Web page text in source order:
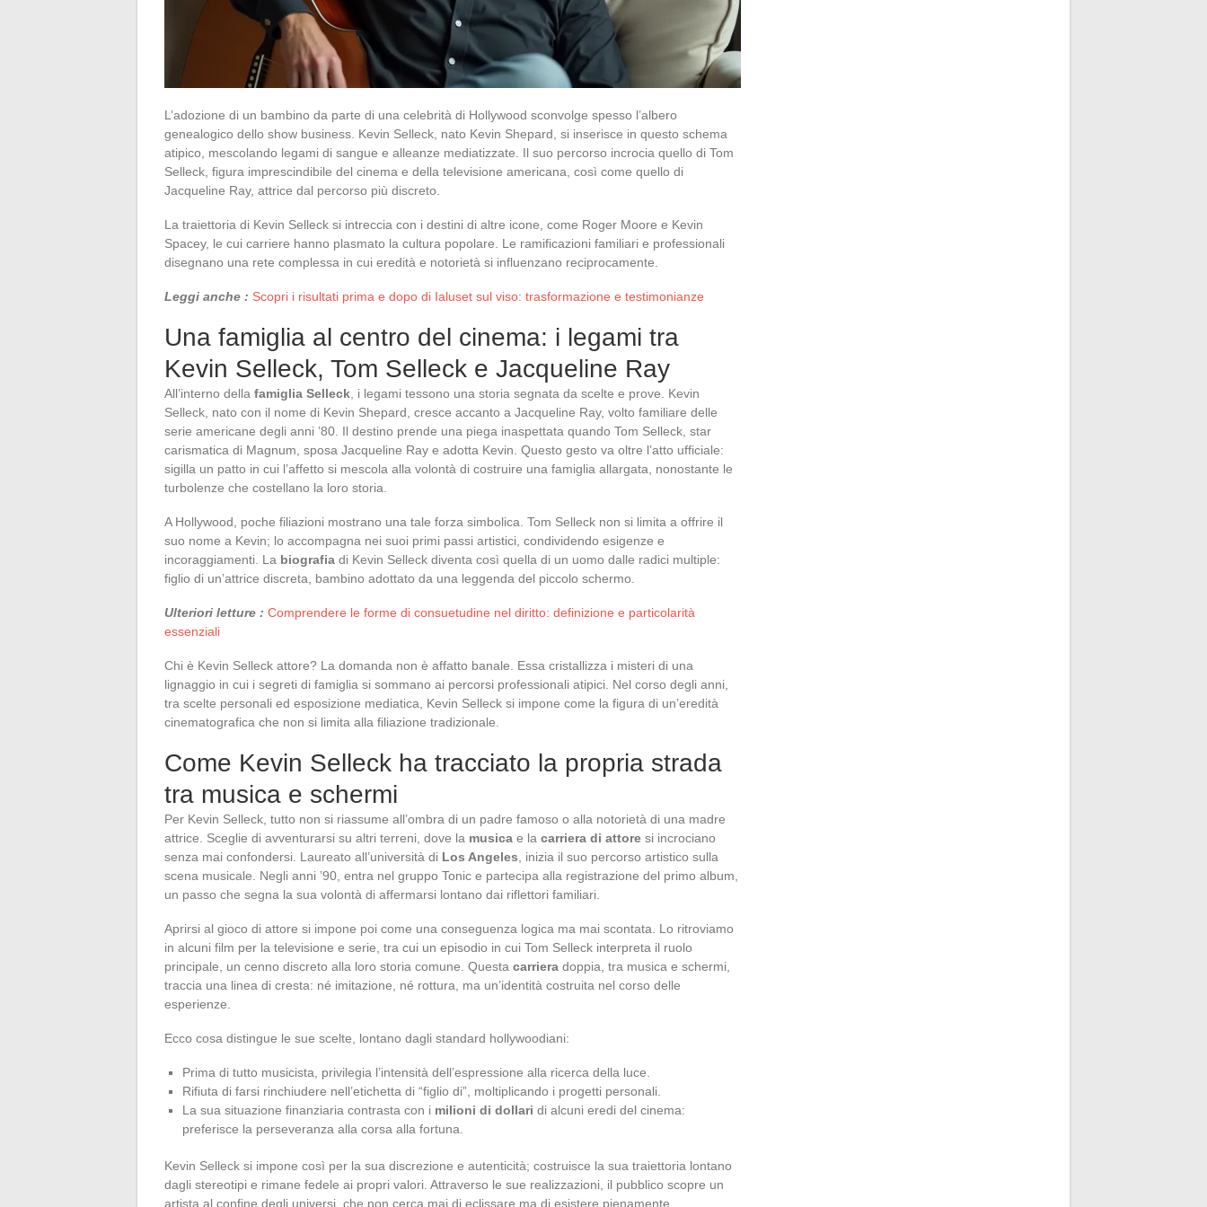
L’adozione di un bambino da parte di una celebrità di Hollywood sconvolge spesso l’albero
genealogico dello show business. Kevin Selleck, nato Kevin Shepard, si inserisce in questo schema
atipico, mescolando legami di sangue e alleanze mediatizzate. Il suo percorso incrocia quello di Tom
Selleck, figura imprescindibile del cinema e della televisione americana, così come quello di
Jacqueline Ray, attrice dal percorso più discreto.
La traiettoria di Kevin Selleck si intreccia con i destini di altre icone, come Roger Moore e Kevin
Spacey, le cui carriere hanno plasmato la cultura popolare. Le ramificazioni familiari e professionali
disegnano una rete complessa in cui eredità e notorietà si influenzano reciprocamente.
Leggi anche : Scopri i risultati prima e dopo di Ialuset sul viso: trasformazione e testimonianze
Una famiglia al centro del cinema: i legami tra
Kevin Selleck, Tom Selleck e Jacqueline Ray
All’interno della famiglia Selleck , i legami tessono una storia segnata da scelte e prove. Kevin
Selleck, nato con il nome di Kevin Shepard, cresce accanto a Jacqueline Ray, volto familiare delle
serie americane degli anni ’80. Il destino prende una piega inaspettata quando Tom Selleck, star
carismatica di Magnum, sposa Jacqueline Ray e adotta Kevin. Questo gesto va oltre l’atto ufficiale:
sigilla un patto in cui l’affetto si mescola alla volontà di costruire una famiglia allargata, nonostante le
turbolenze che costellano la loro storia.
A Hollywood, poche filiazioni mostrano una tale forza simbolica. Tom Selleck non si limita a offrire il
suo nome a Kevin; lo accompagna nei suoi primi passi artistici, condividendo esigenze e
incoraggiamenti. La biografia di Kevin Selleck diventa così quella di un uomo dalle radici multiple:
figlio di un’attrice discreta, bambino adottato da una leggenda del piccolo schermo.
Ulteriori letture : Comprendere le forme di consuetudine nel diritto: definizione e particolarità
essenziali
Chi è Kevin Selleck attore? La domanda non è affatto banale. Essa cristallizza i misteri di una
lignaggio in cui i segreti di famiglia si sommano ai percorsi professionali atipici. Nel corso degli anni,
tra scelte personali ed esposizione mediatica, Kevin Selleck si impone come la figura di un’eredità
cinematografica che non si limita alla filiazione tradizionale.
Come Kevin Selleck ha tracciato la propria strada
tra musica e schermi
Per Kevin Selleck, tutto non si riassume all’ombra di un padre famoso o alla notorietà di una madre
attrice. Sceglie di avventurarsi su altri terreni, dove la musica e la carriera di attore si incrociano
senza mai confondersi. Laureato all’università di Los Angeles , inizia il suo percorso artistico sulla
scena musicale. Negli anni ’90, entra nel gruppo Tonic e partecipa alla registrazione del primo album,
un passo che segna la sua volontà di affermarsi lontano dai riflettori familiari.
Aprirsi al gioco di attore si impone poi come una conseguenza logica ma mai scontata. Lo ritroviamo
in alcuni film per la televisione e serie, tra cui un episodio in cui Tom Selleck interpreta il ruolo
principale, un cenno discreto alla loro storia comune. Questa carriera doppia, tra musica e schermi,
traccia una linea di cresta: né imitazione, né rottura, ma un’identità costruita nel corso delle
esperienze.
Ecco cosa distingue le sue scelte, lontano dagli standard hollywoodiani:
Prima di tutto musicista, privilegia l’intensità dell’espressione alla ricerca della luce.
Rifiuta di farsi rinchiudere nell’etichetta di “figlio di”, moltiplicando i progetti personali.
La sua situazione finanziaria contrasta con i milioni di dollari di alcuni eredi del cinema:
preferisce la perseveranza alla corsa alla fortuna.
Kevin Selleck si impone così per la sua discrezione e autenticità; costruisce la sua traiettoria lontano
dagli stereotipi e rimane fedele ai propri valori. Attraverso le sue realizzazioni, il pubblico scopre un
artista al confine degli universi, che non cerca mai di eclissare ma di esistere pienamente.